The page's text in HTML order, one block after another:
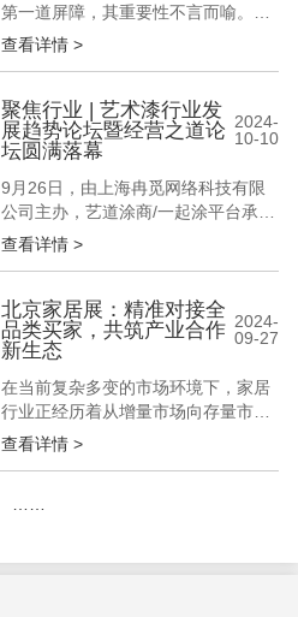
第一道屏障，其重要性不言而喻。一
扇坚固精美的户门，是家的忠诚“卫
住了四季变换的美景，更能有效阻隔
外界噪音，营造一方静谧空间。从户
门到门窗，每一次的更新换代，是安
全与美好的共融，也是对生活品质的
执...
查看详情 >
聚焦行业 | 艺术漆行业发
展趋势论坛暨经营之道论
坛圆满落幕
2024-
10-10
9月26日，由上海冉觅网络科技有限
公司主办，艺道涂商/一起涂平台承
办，中国涂料工业协会艺术涂料涂装
趋势论坛暨经营之道论坛在上海举
办。 本次会议论坛大咖齐聚，群英荟
萃；汇百家思想，谋艺术涂料发展新
出路。上海冉觅网络科技有限公司董
事长龚伟...
查看详情 >
北京家居展：精准对接全
品类买家，共筑产业合作
新生态
2024-
09-27
在当前复杂多变的市场环境下，家居
行业正经历着从增量市场向存量市场
的深刻转变。这一转变不仅为企业带
企业必须紧跟时代步伐，通过提升产
查看详情 >